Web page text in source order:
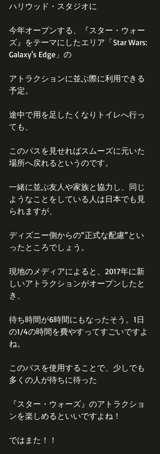
ハリウッド・スタジオに
今年オープンする、『スター・ウォー
ズ』をテーマにしたエリア「Star Wars:
Galaxy's Edge」の
アトラクションに並ぶ際に利用できる
予定。
途中で用を足したくなりトイレへ行っ
ても、
このパスを見せればスムーズに元いた
場所へ戻れるというのです。
一緒に並ぶ友人や家族と協力し、同じ
ようなことをしている人は日本でも見
られますが、
ディズニー側からの“正式な配慮”とい
ったところでしょう。
現地のメディアによると、2017年に新
しいアトラクションがオープンしたと
き、
待ち時間が6時間にもなったそう。1日
の1/4の時間を費やすってすごいですよ
ね。
このパスを使用することで、少しでも
多くの人が待ちに待った
『スター・ウォーズ』のアトラクショ
ンを楽しめるといいですよね！
ではまた！！